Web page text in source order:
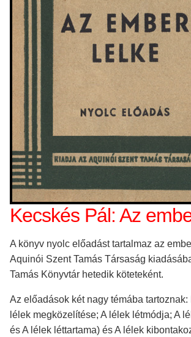
Kecskés Pál: Az
A könyv nyolc előadást tartalmaz az
Aquinói Szent Tamás Társaság
Tamás Könyvtár hetedik köteteként.
Az előadások két nagy témába tartoznak:
lélek megközelítése; A lélek létmódja; A
és A lélek léttartama) és A lélek